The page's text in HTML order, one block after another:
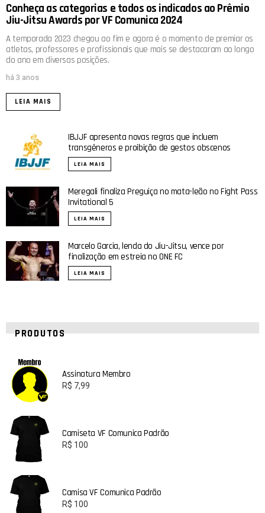
Conheça as categorias e todos os indicados ao Prêmio
Jiu-Jitsu Awards por VF Comunica 2024
A temporada 2023 chegou ao fim e agora é o momento de premiar os
atletas, professores e profissionais que mais se destacaram ao longo
do ano em diversas posições.
há 3 anos
LEIA MAIS
IBJJF apresenta novas regras que incluem
transgêneros e proibição de gestos obscenos
LEIA MAIS
Meregali finaliza Preguiça no mata-leão no Fight Pass
Invitational 5
LEIA MAIS
Marcelo Garcia, lenda do Jiu-Jitsu, vence por
finalização em estreia no ONE FC
LEIA MAIS
PRODUTOS
Assinatura Membro
R$ 7,99
Camiseta VF Comunica Padrão
R$ 100
Camisa VF Comunica Padrão
R$ 100